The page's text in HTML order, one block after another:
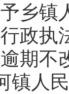
乡镇
政执
期不
人